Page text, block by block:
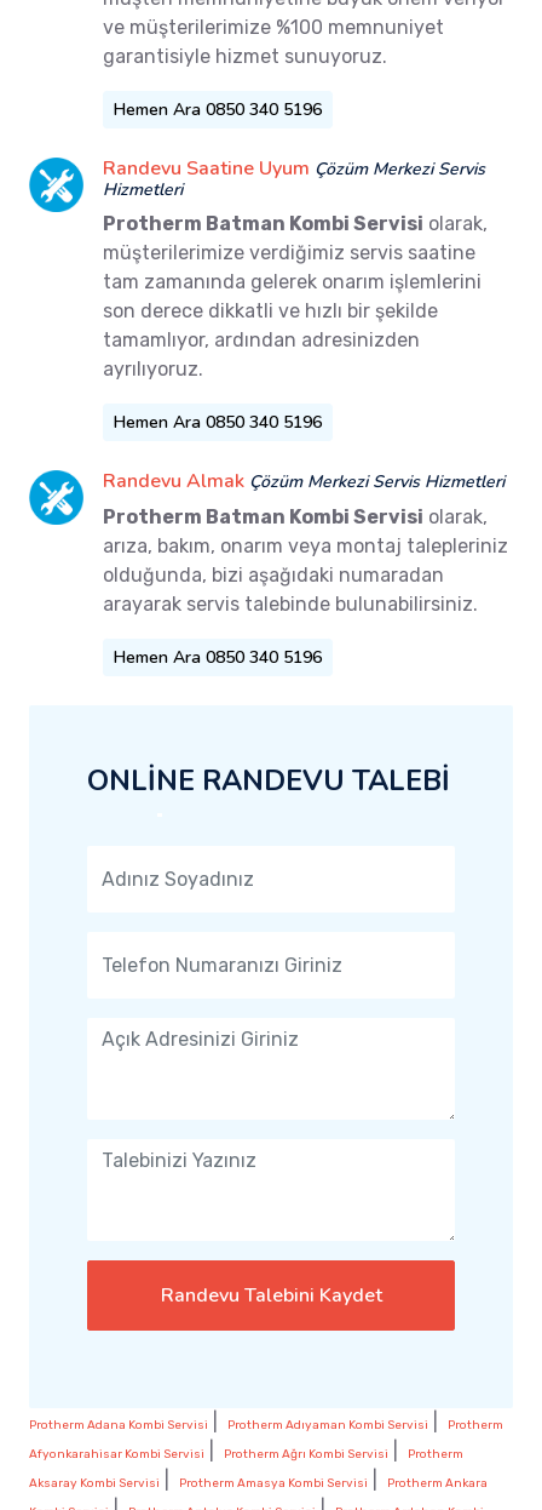
ve müşterilerimize %100 memnuniyet
garantisiyle hizmet sunuyoruz.
Hemen Ara 0850 340 5196
Randevu Saatine Uyum Çözüm Merkezi Servis
Hizmetleri
Protherm Batman Kombi Servisi olarak,
müşterilerimize verdiğimiz servis saatine
tam zamanında gelerek onarım işlemlerini
son derece dikkatli ve hızlı bir şekilde
tamamlıyor, ardından adresinizden
ayrılıyoruz.
Hemen Ara 0850 340 5196
Randevu Almak Çözüm Merkezi Servis Hizmetleri
Protherm Batman Kombi Servisi olarak,
arıza, bakım, onarım veya montaj talepleriniz
olduğunda, bizi aşağıdaki numaradan
arayarak servis talebinde bulunabilirsiniz.
Hemen Ara 0850 340 5196
ONLİNE RANDEVU TALEBİ
Randevu Talebini Kaydet
Protherm Adana Kombi Servisi Protherm Adıyaman Kombi Servisi
Protherm
Afyonkarahisar Kombi Servisi
Protherm Ağrı Kombi Servisi
Protherm
Aksaray Kombi Servisi
Protherm Amasya Kombi Servisi
Protherm Ankara